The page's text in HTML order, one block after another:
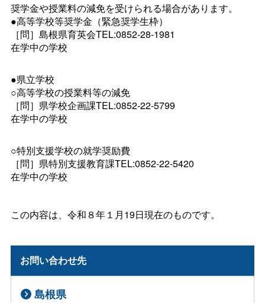
奨学金や授業料の減免を受けられる場合があります。
●高等学校等奨学金（緊急奨学生枠）
［問］島根県育英会TEL:0852-28-1981
在学中の学校
●県立学校
○高等学校の授業料等の減免
［問］県学校企画課TEL:0852-22-5799
在学中の学校
○特別支援学校の就学奨励費
［問］県特別支援教育課TEL:0852-22-5420
在学中の学校
この内容は、令和８年１月19日現在のものです。
お問い合わせ先
島根県